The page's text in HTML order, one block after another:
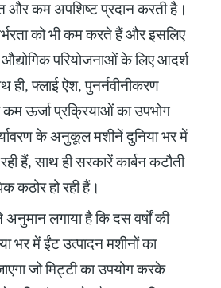
और कम अपशिष्ट प्रदान करती है।
को भी कम करते हैं और इसलिए
परियोजनाओं के लिए आदर्श
फ्लाई ऐश, पुनर्नवीनीकरण
ऊर्जा प्रक्रियाओं का उपभोग
के अनुकूल मशीनें दुनिया भर में
हैं, साथ ही सरकारें कार्बन कटौती
कठोर हो रही हैं।
अनुमान लगाया है कि दस वर्षों की
भर में ईंट उत्पादन मशीनों का
जो मिट्टी का उपयोग करके